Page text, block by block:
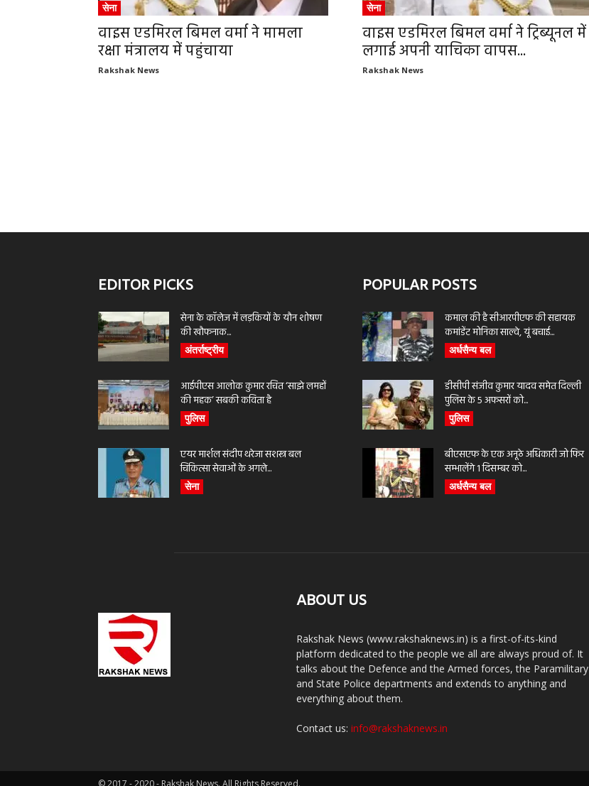
सेना
वाइस एडमिरल बिमल वर्मा ने मामला
रक्षा मंत्रालय में पहुंचाया
Rakshak News
सेना
वाइस एडमिरल बिमल वर्मा ने ट्रिब्यूनल में
लगाई अपनी याचिका वापस...
Rakshak News
EDITOR PICKS
सेना के कॉलेज में लड़कियों के यौन शोषण
की खौफनाक...
अंतर्राष्ट्रीय
आईपीएस आलोक कुमार रचित ‘साझे लमहों
की महक’ सबकी कविता है
पुलिस
एयर मार्शल संदीप थरेजा सशस्त्र बल
चिकित्सा सेवाओं के अगले...
सेना
POPULAR POSTS
कमाल की है सीआरपीएफ की सहायक
कमांडेंट मोनिका साल्वे, यूं बचाई...
अर्धसैन्य बल
डीसीपी संजीव कुमार यादव समेत दिल्ली
पुलिस के 5 अफसरों को...
पुलिस
बीएसएफ के एक अनूठे अधिकारी जो फिर
सम्भालेंगे 1 दिसम्बर को...
अर्धसैन्य बल
ABOUT US
Rakshak News (www.rakshaknews.in) is a first-of-its-kind
platform dedicated to the people we all are always proud of. It
talks about the Defence and the Armed forces, the Paramilitary
and State Police departments and extends to anything and
everything about them.
Contact us: info@rakshaknews.in
© 2017 - 2020 - Rakshak News. All Rights Reserved.